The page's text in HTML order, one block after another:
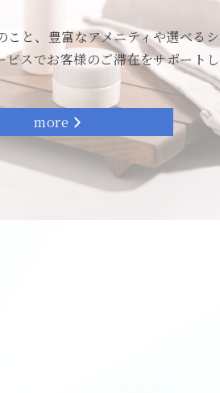
と、豊富なアメニティや選べる
ビスでお客様のご滞在をサポート
more